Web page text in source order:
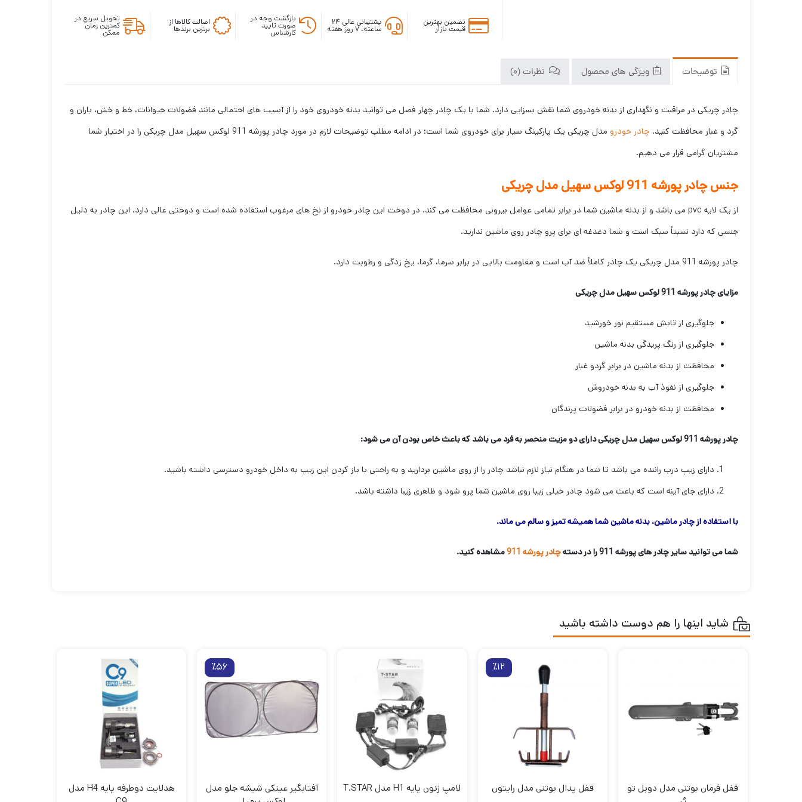
تضمین بهترین
قیمت بازار
پشتیبانی عالی ۲۴
ساعته، ۷ روز هفته
بازگشت وجه در
صورت تایید
کارشناس
اصالت کالاها از
برترین برندها
تحویل سریع در
کمترین زمان
ممکن
توضیحات ویژگی های محصول نظرات (0)
چادر چریکی در مراقبت و نگهداری از بدنه خودروی شما نقش بسزایی دارد. شما با یک چادر چهار فصل می توانید بدنه خودروی خود را از آسیب های احتمالی مانند فضولات حیوانات، خط و خش، باران و
گرد و غبار محافظت کنید. چادر خودرو
مدل چریکی یک پارکینگ سیار برای خودروی شما است؛ در ادامه مطلب توضیحات لازم در مورد چادر پورشه 911 لوکس سهیل مدل چریکی را در اختیار شما
مشتریان گرامی قرار می دهیم.
جنس چادر پورشه 911 لوکس سهیل مدل چریکی
از یک لایه pvc می باشد و از بدنه ماشین شما در برابر تمامی عوامل بیرونی محافظت می کند. در دوخت این چادر خودرو از نخ های مرغوب استفاده شده است و دوختی عالی دارد. این چادر به دلیل
جنسی که دارد نسبتاََ سبک است و شما دغدغه ای برای پرو چادر روی ماشین ندارید.
چادر پورشه 911 مدل چریکی یک چادر کاملاََ ضد آب است و مقاومت بالایی در برابر سرما، گرما، یخ زدگی و رطوبت دارد.
مزایای چادر پورشه 911 لوکس سهیل مدل چریکی
جلوگیری از تابش مستقیم نور خورشید
جلوگیری از رنگ پریدگی بدنه ماشین
محافظت از بدنه ماشین در برابر گردو غبار
جلوگیری از نفوذ آب به بدنه خودروش
محافظت از بدنه خودرو در برابر فضولات پرندگان
چادر پورشه 911 لوکس سهیل مدل چریکی دارای دو مزیت منحصر به فرد می باشد که باعث خاص بودن آن می شود:
دارای زیپ درب راننده می باشد تا شما در هنگام نیاز لازم نباشد چادر را از روی ماشین بردارید و به راحتی با باز کردن این زیپ به داخل خودرو دسترسی داشته باشید.
دارای جای آینه است که باعث می شود چادر خیلی زیبا روی ماشین شما پرو شود و ظاهری زیبا داشته باشد.
با استفاده از چادر ماشین، بدنه ماشین شما همیشه تمیز و سالم می ماند.
شما می توانید سایر چادر های پورشه 911 را در دسته چادر پورشه 911 مشاهده کنید.
شاید اینها را هم دوست داشته باشید
قفل فرمان بوتنی مدل دوبل تو
٪12
قفل پدال بوتنی مدل رایتون لامپ زنون پایه H1 مدل T.STAR
٪56
آفتابگیر عینکی شیشه جلو مدل
هدلایت دوطرفه پایه H4 مدل